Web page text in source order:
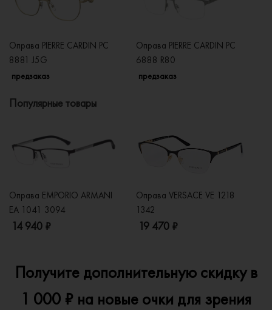
Оправа PIERRE CARDIN PC
8881 J5G
предзаказ
Оправа PIERRE CARDIN PC
6888 R80
предзаказ
Популярные товары
Оправа EMPORIO ARMANI
EA 1041 3094
14 940 ₽
Оправа VERSACE VE 1218
1342
19 470 ₽
Получите дополнительную скидку в
1 000 ₽ на новые очки для зрения